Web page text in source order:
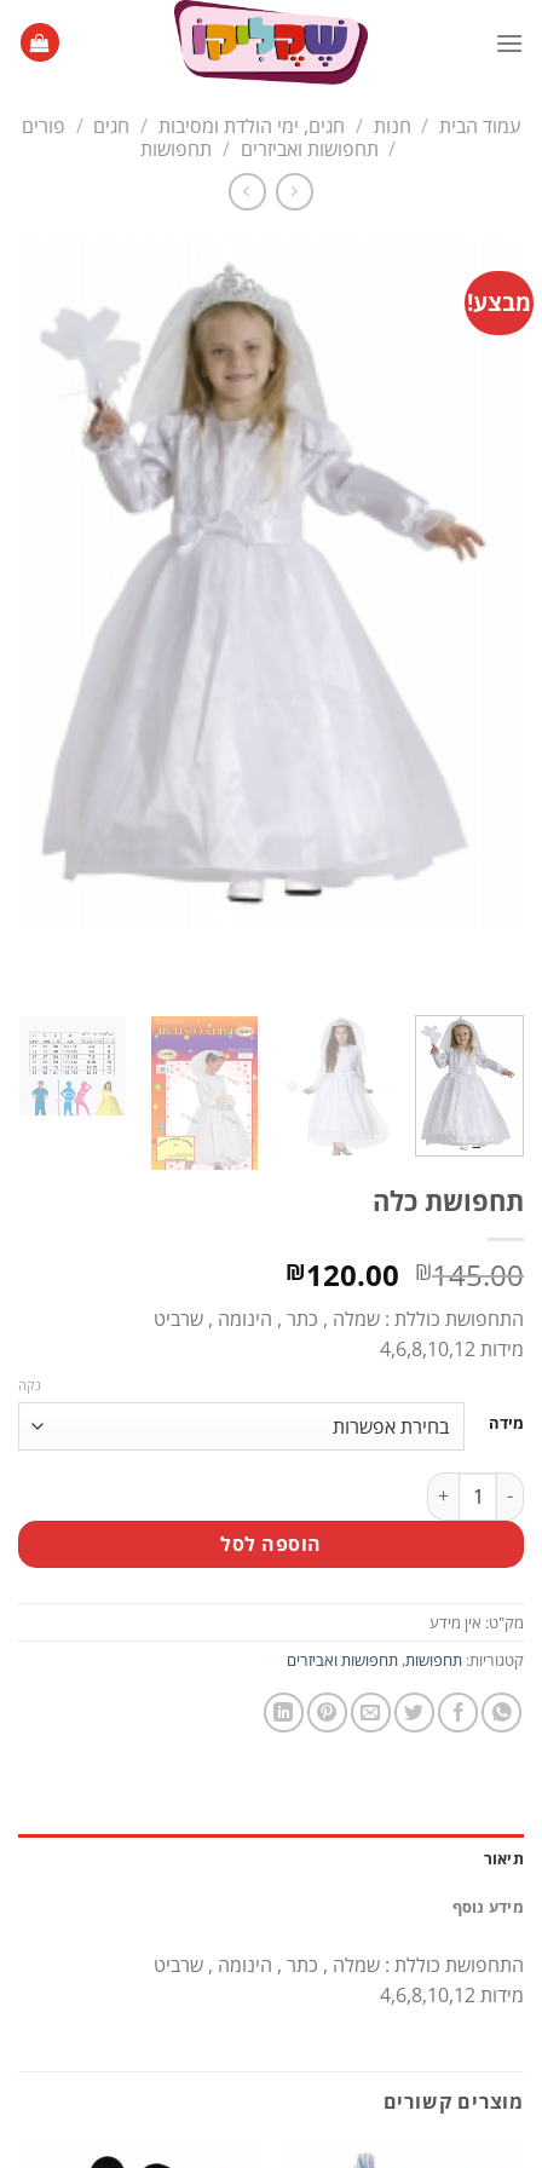
עמוד הבית / חנות / חגים, ימי הולדת ומסיבות / חגים / פורים
/ תחפושות ואביזרים / תחפושות
מבצע!
תחפושת כלה
₪145.00 המחיר
המקורי
היה:
₪145.00.
₪120.00
הוא:
התחפושת כוללת : שמלה , כתר , הינומה , שרביט
מידות 4,6,8,10,12
מידה
נקה
כמות של תחפושת כלה
הוספה לסל
מק"ט: אין מידע
קטגוריות: תחפושות, תחפושות ואביזרים
תיאור
מידע נוסף
התחפושת כוללת : שמלה , כתר , הינומה , שרביט
מידות 4,6,8,10,12
מוצרים קשורים